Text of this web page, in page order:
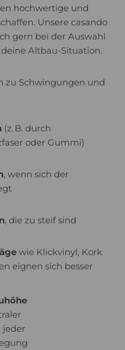
hochwertige und
Unsere casando
gern bei der Auswahl
Altbau-Situation.
zu Schwingungen und
(z. B. durch
oder Gummi)
, wenn sich der
, die zu steif sind
wie Klickvinyl, Kork
eignen sich besser
jeder